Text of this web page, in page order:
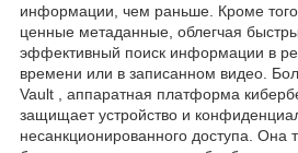
информации, чем раньше. Кроме
ценные метаданные, облегчая
эффективный поиск информации в
времени или в записанном видео.
Vault , аппаратная платформа
защищает устройство и
несанкционированного доступа. Она